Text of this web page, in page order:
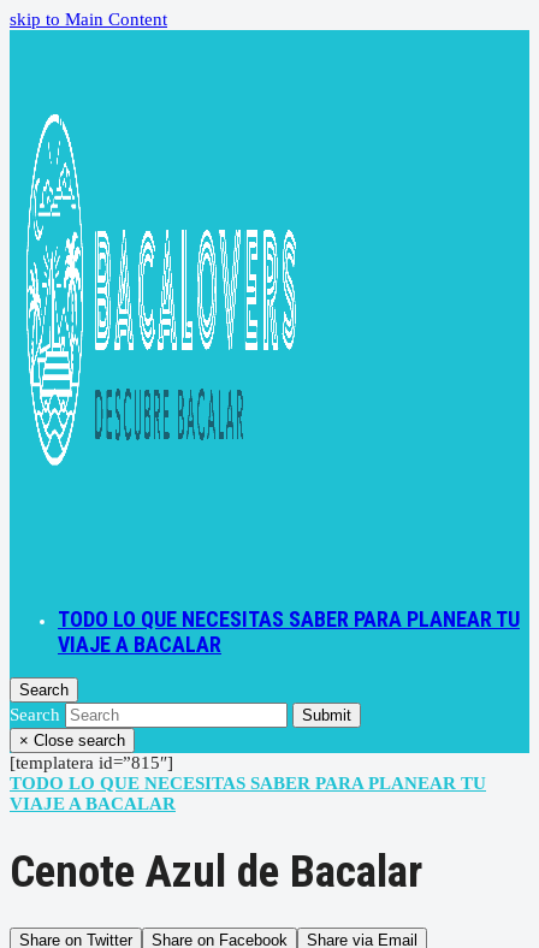
skip to Main Content
TODO LO QUE NECESITAS SABER PARA PLANEAR TU
VIAJE A BACALAR
Search
Search
Submit
× Close search
[templatera id=”815″]
TODO LO QUE NECESITAS SABER PARA PLANEAR TU
VIAJE A BACALAR
Cenote Azul de Bacalar
Share on Twitter Share on Facebook Share via Email